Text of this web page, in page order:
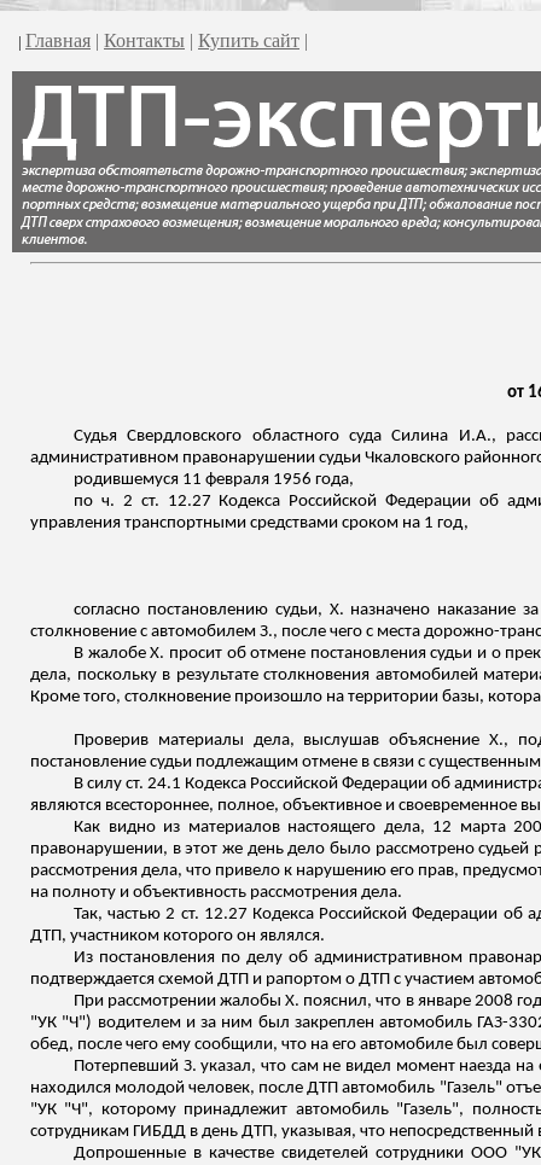
| Главная | Контакты | Купить сайт |
от
Судья Свердловского областного суда Силина И.А.,
административном правонарушении судьи Чкаловского
родившемуся 11 февраля 1956 года,
по ч. 2 ст. 12.27 Кодекса Российской Федерации об
управления транспортными средствами сроком на 1 год,
согласно постановлению судьи, Х. назначено
столкновение с автомобилем З., после чего с места дорожно-
В жалобе Х. просит об отмене постановления судьи и о
дела, поскольку в результате столкновения автомобилей
Кроме того, столкновение произошло на территории базы,
Проверив материалы дела, выслушав объяснение Х.,
постановление судьи подлежащим отмене в связи с
В силу ст. 24.1 Кодекса Российской Федерации об
являются всестороннее, полное, объективное и своевременное
Как видно из материалов настоящего дела, 12 марта
правонарушении, в этот же день дело было рассмотрено
рассмотрения дела, что привело к нарушению его прав,
на полноту и объективность рассмотрения дела.
Так, частью 2 ст. 12.27 Кодекса Российской Федерации об
ДТП, участником которого он являлся.
Из постановления по делу об административном
подтверждается схемой ДТП и рапортом о ДТП с участием
При рассмотрении жалобы Х. пояснил, что в январе 2008
"УК "Ч") водителем и за ним был закреплен автомобиль ГАЗ-
обед, после чего ему сообщили, что на его автомобиле был
Потерпевший З. указал, что сам не видел момент наезда
находился молодой человек, после ДТП автомобиль "Газель"
"УК "Ч", которому принадлежит автомобиль "Газель",
сотрудникам ГИБДД в день ДТП, указывая, что
Допрошенные в качестве свидетелей сотрудники ООО